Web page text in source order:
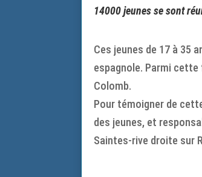
14000 jeunes se sont
Ces jeunes de 17 à 35
espagnole. Parmi cette
Colomb.
Pour témoigner de
des jeunes, et
Saintes-rive droite sur